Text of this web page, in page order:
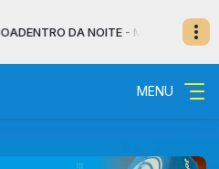
DENTRO DA NOITE - MUSICAL das
MENU